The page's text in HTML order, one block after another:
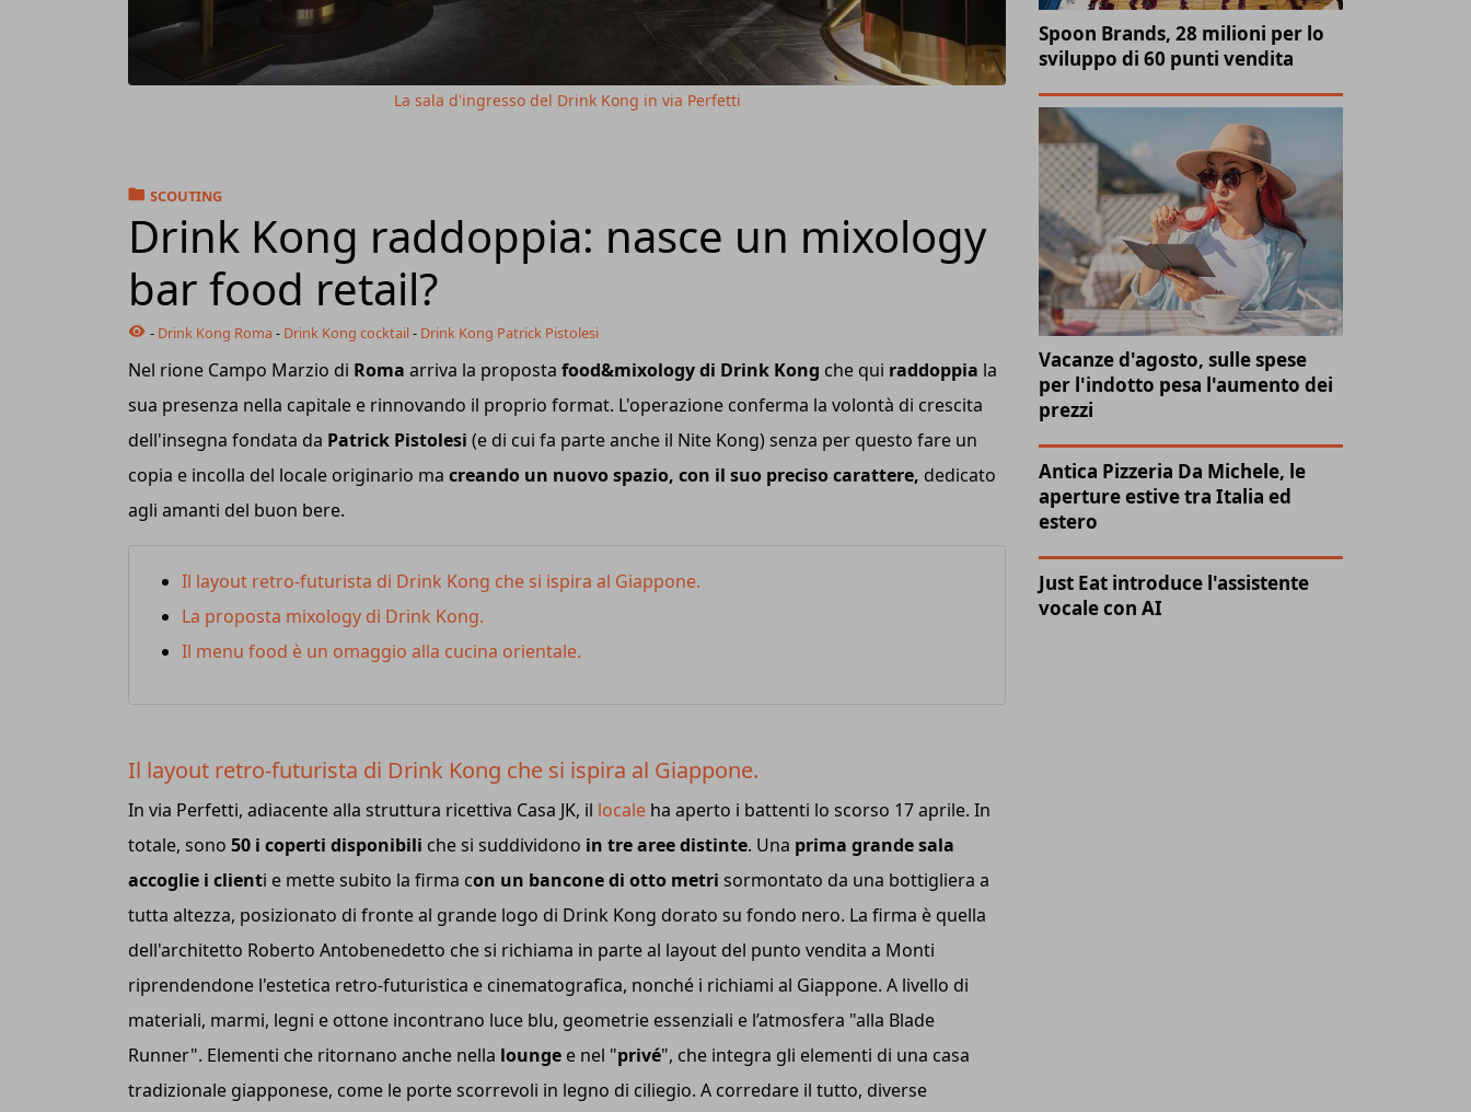
La sala d'ingresso del Drink Kong in via Perfetti
SCOUTING
Drink Kong raddoppia: nasce un mixology
bar food retail?
- Drink Kong Roma - Drink Kong cocktail- Drink Kong Patrick Pistolesi
Nel rione Campo Marzio di Roma arriva la proposta food&mixology di Drink Kong che qui raddoppia la
sua presenza nella capitale e rinnovando il proprio format. L'operazione conferma la volontà di crescita
dell'insegna fondata da Patrick Pistolesi (e di cui fa parte anche il Nite Kong) senza per questo fare un
copia e incolla del locale originario ma creando un nuovo spazio, con il suo preciso carattere, dedicato
agli amanti del buon bere.
Il layout retro-futurista di Drink Kong che si ispira al Giappone.
La proposta mixology di Drink Kong.
Il menu food è un omaggio alla cucina orientale.
Il layout retro-futurista di Drink Kong che si ispira al Giappone.
In via Perfetti, adiacente alla struttura ricettiva Casa JK, il locale ha aperto i battenti lo scorso 17 aprile. In
totale, sono 50 i coperti disponibili che si suddividono in tre aree distinte. Una prima grande sala
accoglie i clienti e mette subito la firma con un bancone di otto metri sormontato da una bottigliera a
tutta altezza, posizionato di fronte al grande logo di Drink Kong dorato su fondo nero. La firma è quella
dell'architetto Roberto Antobenedetto che si richiama in parte al layout del punto vendita a Monti
riprendendone l'estetica retro-futuristica e cinematografica, nonché i richiami al Giappone. A livello di
materiali, marmi, legni e ottone incontrano luce blu, geometrie essenziali e l’atmosfera "alla Blade
Runner". Elementi che ritornano anche nella lounge e nel "privé", che integra gli elementi di una casa
tradizionale giapponese, come le porte scorrevoli in legno di ciliegio. A corredare il tutto, diverse
Spoon Brands, 28 milioni per lo
sviluppo di 60 punti vendita
Vacanze d'agosto, sulle spese
per l'indotto pesa l'aumento dei
prezzi
Antica Pizzeria Da Michele, le
aperture estive tra Italia ed
estero
Just Eat introduce l'assistente
vocale con AI